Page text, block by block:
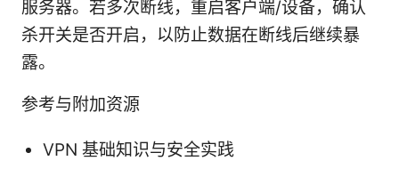
服务器。若多次断线，重启客户端/设备，确认
杀开关是否开启，以防止数据在断线后继续暴
露。
参考与附加资源
VPN 基础知识与安全实践